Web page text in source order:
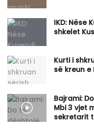
IKD: Nëse
shkelet
Kurti i
së kreun e
Bajrami:
Mbi 3 vjet
sekretarit